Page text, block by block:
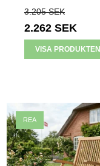
3.205 SEK
2.262 SEK
VISA PRODUKTEN
REA